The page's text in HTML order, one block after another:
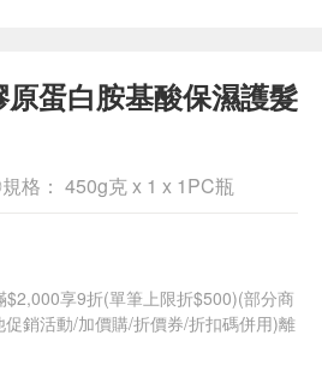
蛋白胺基酸保濕護髮
格： 450g克 x 1 x 1PC瓶
享9折(單筆上限折$500)(部分商
銷活動/加價購/折價券/折扣碼併用)離